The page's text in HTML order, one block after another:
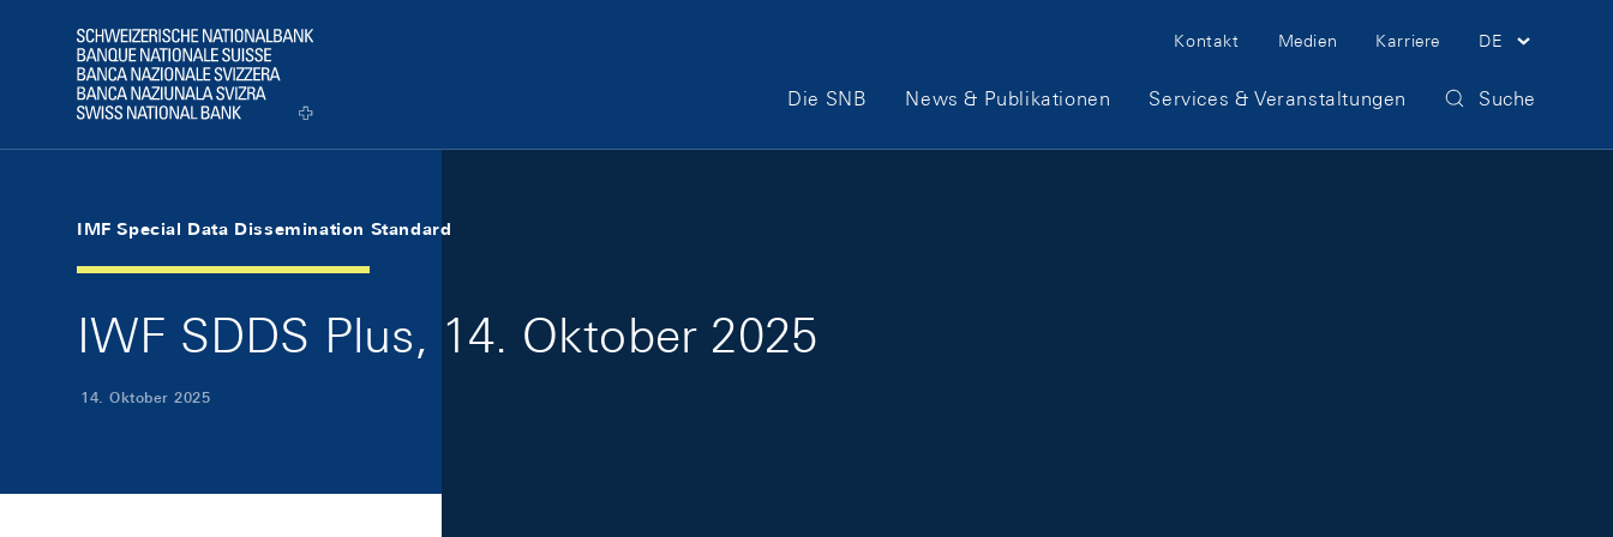
Logo
Meta Navigation
Kontakt Medien Karriere DE
Hauptnavigation
Die SNB News & Publikationen Services & Veranstaltungen Suche
IMF Special Data Dissemination Standard
IWF SDDS Plus, 14. Oktober 2025
14. Oktober 2025